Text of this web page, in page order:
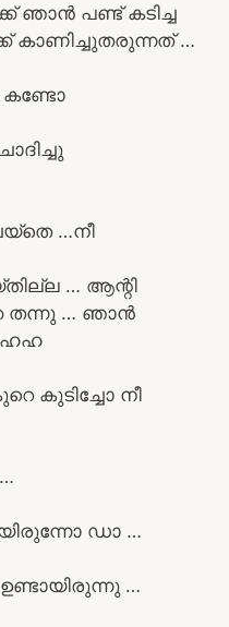
ഞാൻ പണ്ട് കടിച്ച
കാണിച്ചുതരുന്നത് …
കണ്ടോ
…നീ
… ആന്റി
തന്നു … ഞാൻ
കുടിച്ചോ നീ
ഡാ …
…